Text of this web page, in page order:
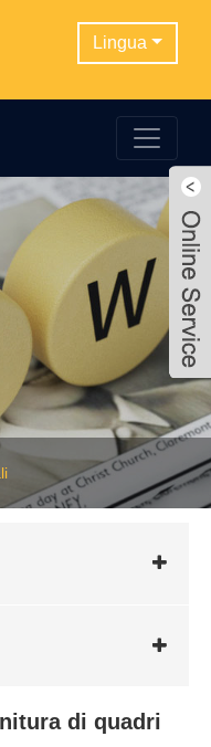
Lingua
di quadri